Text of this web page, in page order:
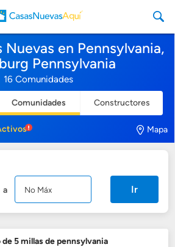
CasasNuevasAqui
en Pennsylvania,
Pennsylvania
16 Comunidades
Comunidades Constructores
Mapa
a Ir
5 millas de pennsylvania